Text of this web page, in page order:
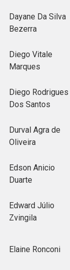
Dayane Da Silva
Bezerra
Diego Vitale
Marques
Diego Rodrigues
Dos Santos
Durval Agra de
Oliveira
Edson Anicio
Duarte
Edward Júlio
Zvingila
Elaine Ronconi